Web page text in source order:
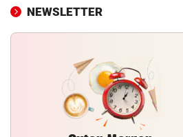
NEWSLETTER